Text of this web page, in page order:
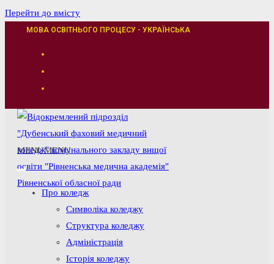
Перейти до вмісту
МОВА ОСВІТНЬОГО ПРОЦЕСУ - УКРАЇНСЬКА
MENUMENU
Про коледж
Символіка коледжу
Структура коледжу
Адміністрація
Історія коледжу